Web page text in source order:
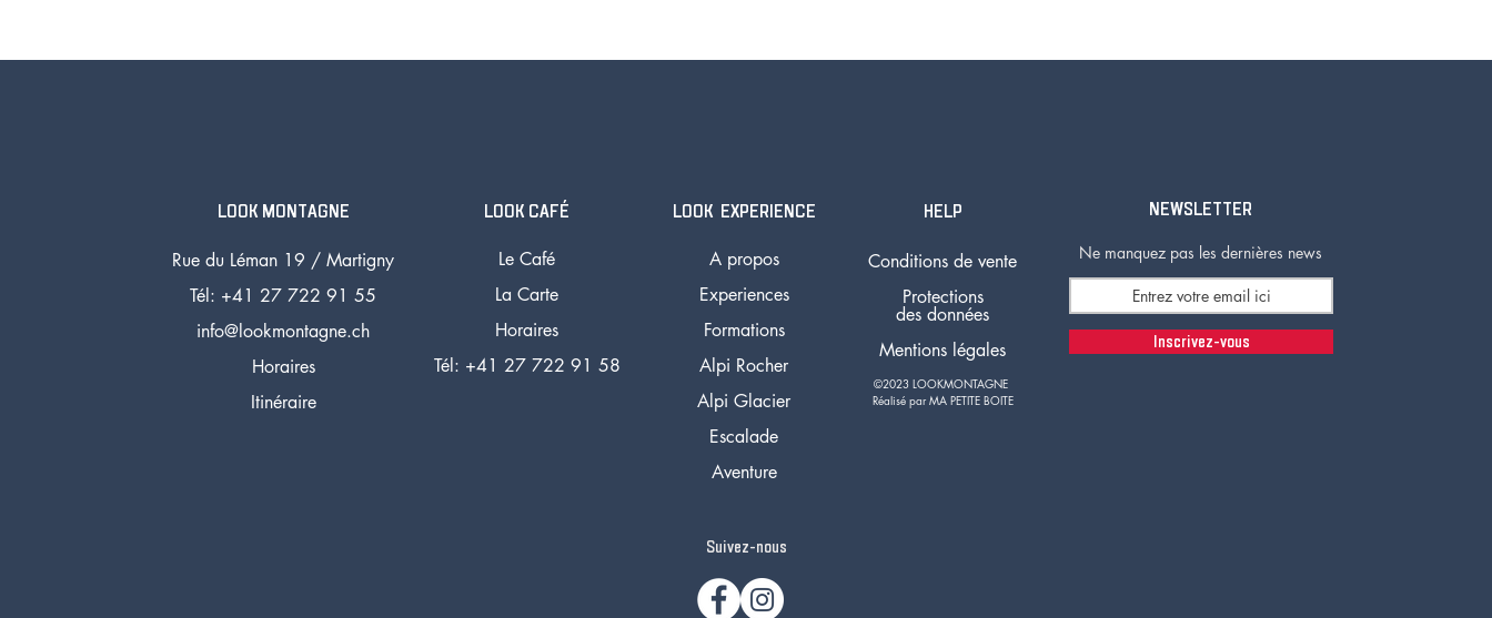
LOOK MONTAGNE
Rue du Léman 19 / Martigny
Tél: +41 27 722 91 55
info@lookmontagne.ch
Horaires
Itinéraire
LOOK CAFÉ
Le Café
La Carte
Horaires
Tél: +41 27 722 91 58
LOOK EXPERIENCE
A propos
Experiences
Formations
Alpi Rocher
Alpi Glacier
Escalade
Aventure
HELP
Conditions de vente
Protections
des données
Mentions légales
©2023 LOOKMONTAGNE
Réalisé par MA PETITE BOITE
NEWSLETTER
Ne manquez pas les dernières news
Inscrivez-vous
Suivez-nous